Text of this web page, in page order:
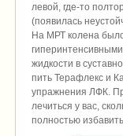
левой, где-то
(появилась
На МРТ колена
жидкости в
пить Терафлекс и
упражнения ЛФК.
лечиться у вас,
полностью